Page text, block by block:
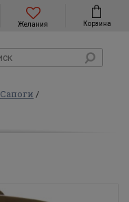
Желания Корзина
Сапоги